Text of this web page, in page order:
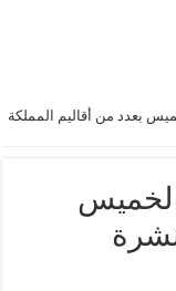
بعدد من أقاليم المملكة
الخميس